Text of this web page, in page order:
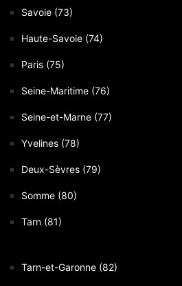
Savoie (73)
Haute-Savoie (74)
Paris (75)
Seine-Maritime (76)
Seine-et-Marne (77)
Yvelines (78)
Deux-Sèvres (79)
Somme (80)
Tarn (81)
Tarn-et-Garonne (82)